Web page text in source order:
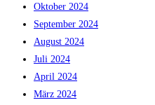
Oktober 2024
September 2024
August 2024
Juli 2024
April 2024
März 2024